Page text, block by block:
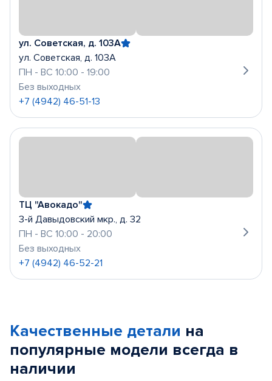
ул. Советская, д. 103А
ул. Советская, д. 103А
ПН - ВС 10:00 - 19:00
Без выходных
+7 (4942) 46-51-13
ТЦ "Авокадо"
3-й Давыдовский мкр., д. 32
ПН - ВС 10:00 - 20:00
Без выходных
+7 (4942) 46-52-21
Качественные детали на
популярные модели всегда в
наличии